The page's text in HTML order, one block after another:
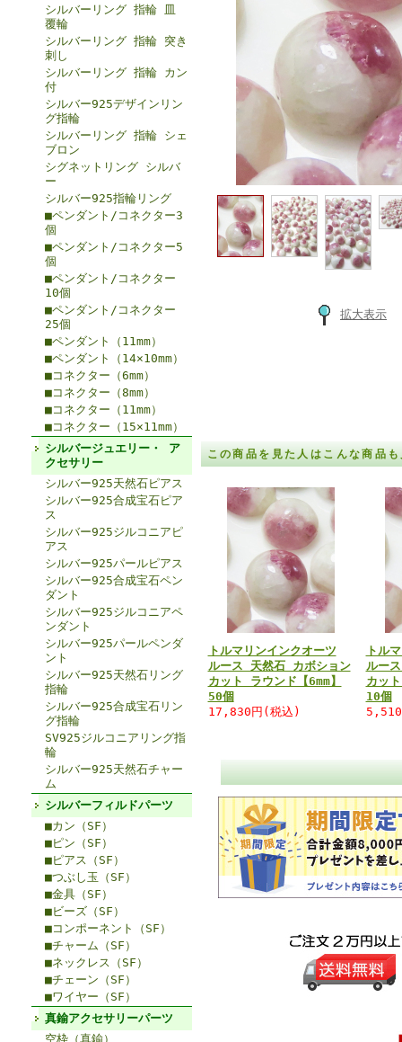
シルバーリング 指輪 皿
覆輪
シルバーリング 指輪 突き
刺し
シルバーリング 指輪 カン
付
シルバー925デザインリン
グ指輪
シルバーリング 指輪 シェ
ブロン
シグネットリング シルバ
ー
シルバー925指輪リング
■ペンダント/コネクター3
個
■ペンダント/コネクター5
個
■ペンダント/コネクター
10個
■ペンダント/コネクター
25個
■ペンダント（11mm）
■ペンダント（14×10mm）
■コネクター（6mm）
■コネクター（8mm）
■コネクター（11mm）
■コネクター（15×11mm）
シルバージュエリー・ ア
クセサリー
シルバー925天然石ピアス
シルバー925合成宝石ピア
ス
シルバー925ジルコニアピ
アス
シルバー925パールピアス
シルバー925合成宝石ペン
ダント
シルバー925ジルコニアペ
ンダント
シルバー925パールペンダ
ント
シルバー925天然石リング
指輪
シルバー925合成宝石リン
グ指輪
SV925ジルコニアリング指
輪
シルバー925天然石チャー
ム
シルバーフィルドパーツ
■カン（SF）
■ピン（SF）
■ピアス（SF）
■つぶし玉（SF）
■金具（SF）
■ビーズ（SF）
■コンポーネント（SF）
■チャーム（SF）
■ネックレス（SF）
■チェーン（SF）
■ワイヤー（SF）
真鍮アクセサリーパーツ
空枠（真鍮）
拡大表示
この商品を見た人はこんな商品
トルマリンインクオーツ
ルース 天然石 カボション
カット ラウンド【6mm】
50個
17,830円(税込)
トル
ルー
カッ
10個